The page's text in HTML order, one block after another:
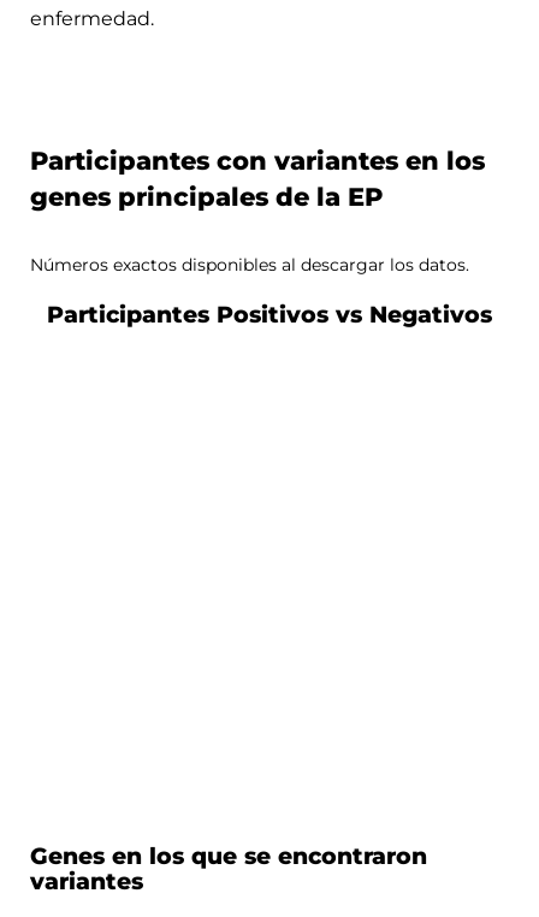
enfermedad.
Participantes con variantes en los
genes principales de la EP
Números exactos disponibles al descargar los datos.
Participantes Positivos vs Negativos
Genes en los que se encontraron
variantes